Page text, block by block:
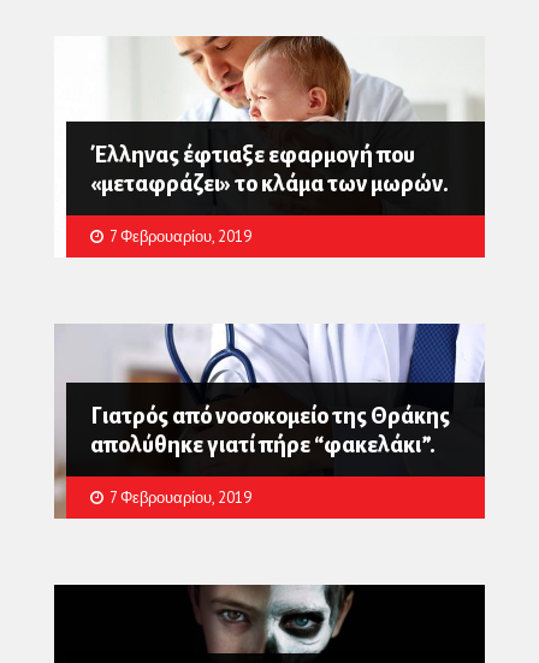
Έλληνας έφτιαξε εφαρμογή που
«μεταφράζει» το κλάμα των μωρών.
7 Φεβρουαρίου, 2019
Γιατρός από νοσοκομείο της Θράκης
απολύθηκε γιατί πήρε “φακελάκι”.
7 Φεβρουαρίου, 2019